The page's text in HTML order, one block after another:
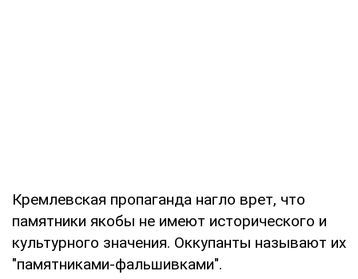
Кремлевская пропаганда нагло врет, что
памятники якобы не имеют исторического и
культурного значения. Оккупанты называют их
"памятниками-фальшивками".